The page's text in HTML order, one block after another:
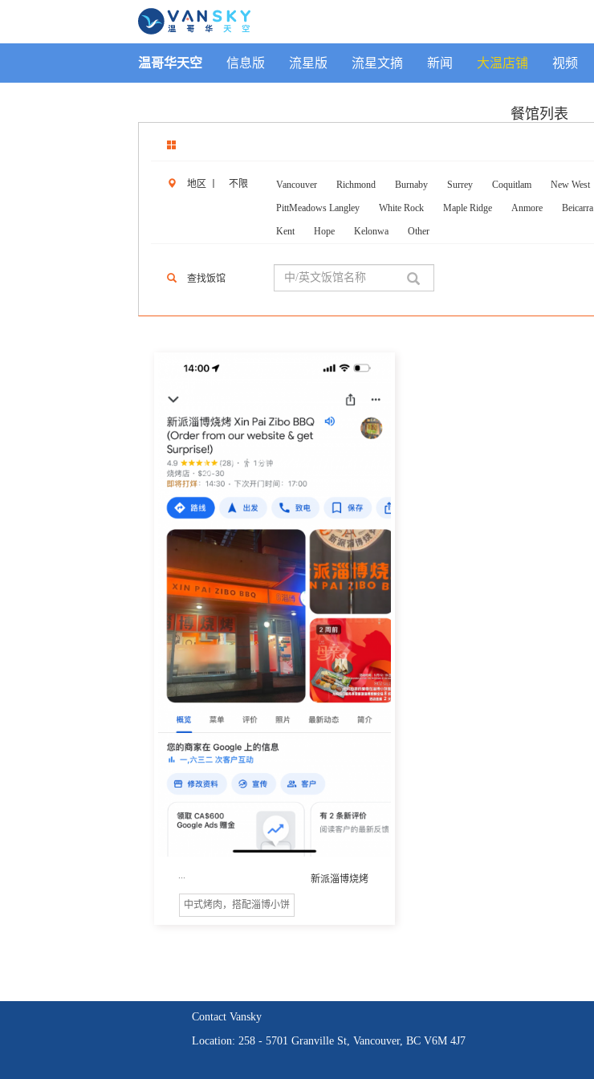
温哥华天空 信息版 流星版 流星文摘 新闻 大温店铺 视频
餐馆列表
地区 不限 Vancouver Richmond Burnaby Surrey Coquitlam New West
PittMeadows Langley White Rock Maple Ridge Anmore Beicarra
Kent Hope Kelonwa Other
查找饭馆
新派淄博烧烤
中式烤肉，搭配淄博小饼
Contact Vansky
Location: 258 - 5701 Granville St, Vancouver, BC V6M 4J7